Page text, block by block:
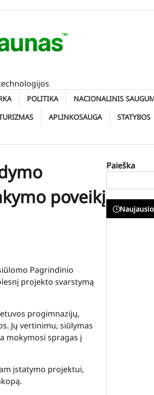
POLITIKA NACIONALINIS
APLINKOSAUGA STATYBOS
poveikį
Pagrindinio
projekto svarstymą
progimnazijų,
Jų vertinimu, siūlymas
mokymosi spragas į
įstatymo projektui,
Paieška